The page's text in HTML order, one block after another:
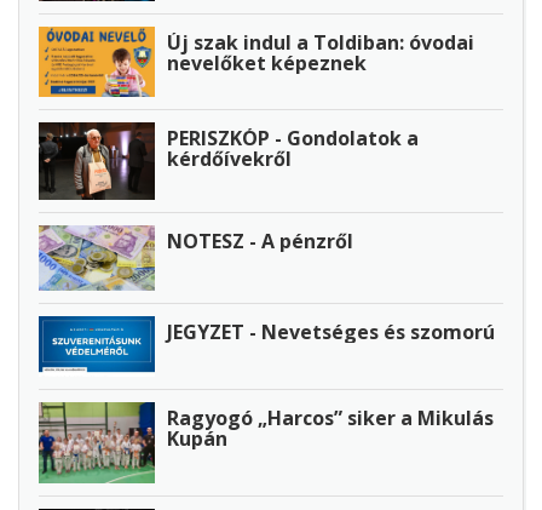
Új szak indul a Toldiban: óvodai
nevelőket képeznek
PERISZKÓP - Gondolatok a
kérdőívekről
NOTESZ - A pénzről
JEGYZET - Nevetséges és szomorú
Ragyogó „Harcos” siker a Mikulás
Kupán